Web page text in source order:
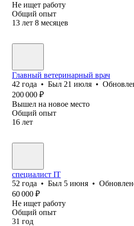
Не ищет работу
Общий опыт
13 лет 8 месяцев
Главный ветеринарный врач
42 года • Был 21 июля •
200 000 ₽
Вышел на новое место
Общий опыт
16 лет
специалист IT
52 года • Был 5 июня •
60 000 ₽
Не ищет работу
Общий опыт
31 год